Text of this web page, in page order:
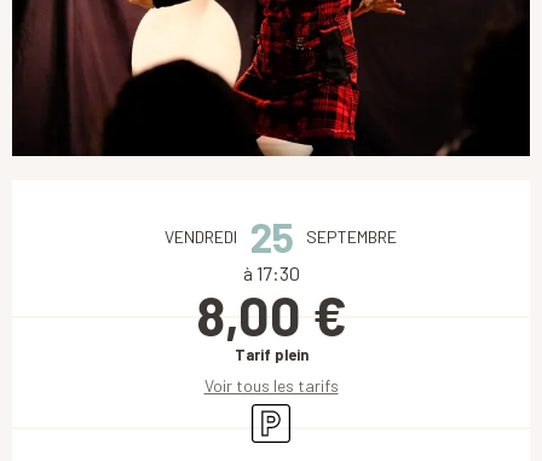
VENDREDI 25 SEPTEMBRE
à 17:30
8,00 €
Tarif plein
Voir tous les tarifs
Parking